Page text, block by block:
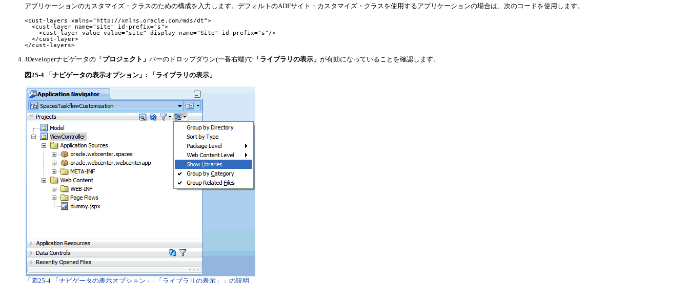
アプリケーションのカスタマイズ・クラスのための構成を入力します。デフォルトのADFサイト・カスタマイズ・クラスを使用するアプリケーションの場合は、次のコードを使用します。
<cust-layers xmlns="http://xmlns.oracle.com/mds/dt">
  <cust-layer name="site" id-prefix="s">
    <cust-layer-value value="site" display-name="Site" id-prefix="s"/>
  </cust-layer>
JDeveloperナビゲータの 「プロジェクト」 バーのドロップダウン(一番右端)で 「ライブラリの表示」 が有効になっていることを確認します。
図25-4 「ナビゲータの表示オプション」: 「ライブラリの表示」
「図25-4 「ナビゲータの表示オプション」: 「ライブラリの表示」」の説明